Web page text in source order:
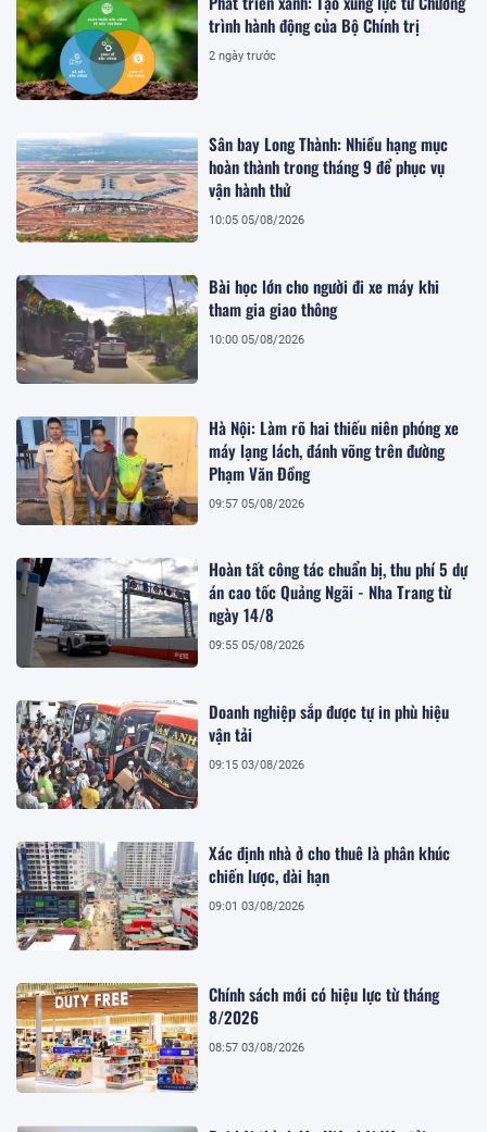
trình hành động của Bộ Chính trị
2 ngày trước
Sân bay Long Thành: Nhiều hạng mục
hoàn thành trong tháng 9 để phục vụ
vận hành thử
10:05 05/08/2026
Bài học lớn cho người đi xe máy khi
tham gia giao thông
10:00 05/08/2026
Hà Nội: Làm rõ hai thiếu niên phóng xe
máy lạng lách, đánh võng trên đường
Phạm Văn Đồng
09:57 05/08/2026
Hoàn tất công tác chuẩn bị, thu phí 5 dự
án cao tốc Quảng Ngãi - Nha Trang từ
ngày 14/8
09:55 05/08/2026
Doanh nghiệp sắp được tự in phù hiệu
vận tải
09:15 03/08/2026
Xác định nhà ở cho thuê là phân khúc
chiến lược, dài hạn
09:01 03/08/2026
Chính sách mới có hiệu lực từ tháng
8/2026
08:57 03/08/2026